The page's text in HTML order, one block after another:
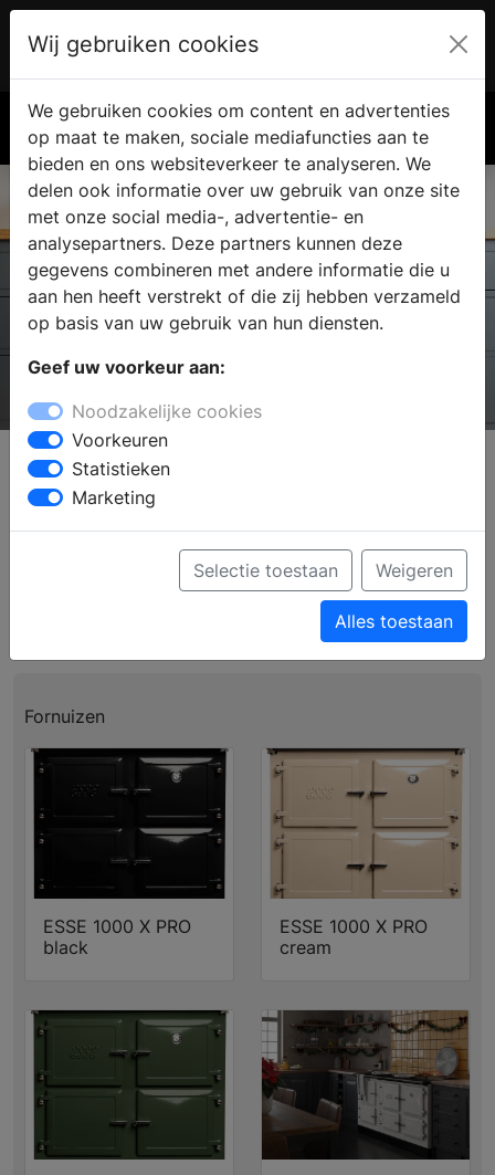
€ 0.00
Esse Cookers & Stoves
Profiel
Verkooppunten Brochure aanvragen
Ga naar de website
Fornuizen
ESSE 1000 X PRO
black
ESSE 1000 X PRO
cream
Wij gebruiken cookies
We gebruiken cookies om content en advertenties
op maat te maken, sociale mediafuncties aan te
bieden en ons websiteverkeer te analyseren. We
delen ook informatie over uw gebruik van onze site
met onze social media-, advertentie- en
analysepartners. Deze partners kunnen deze
gegevens combineren met andere informatie die u
aan hen heeft verstrekt of die zij hebben verzameld
op basis van uw gebruik van hun diensten.
Geef uw voorkeur aan:
Noodzakelijke cookies
Voorkeuren
Statistieken
Marketing
Selectie toestaan Weigeren
Alles toestaan